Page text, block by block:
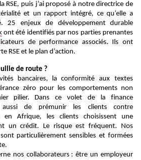
RSE, puis j’ai proposé à notre directrice de
et un rapport intégré, ce qu’elle a
25 enjeux de développement durable
ont été identifiés par nos parties prenantes
de performance associés. Ils ont
RSE et le plan d’action.
de route ?
bancaires,
la conformité aux textes
zéro pour les comportements non
pilier.
Dans ce volet de la finance
aussi de prémunir les clients contre
en Afrique, les clients
choisissent une
un crédit. Le risque est fréquent. Nos
particulièrement sensibles et formées
nos collaborateurs : être un employeur